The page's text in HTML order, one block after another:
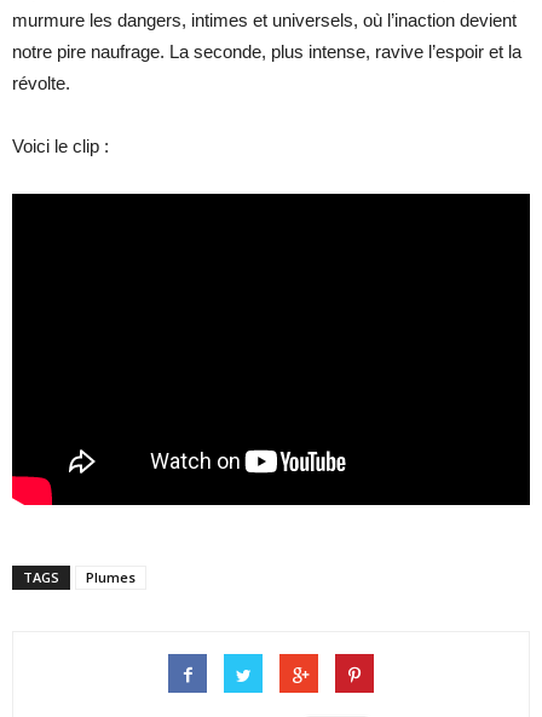
murmure les dangers, intimes et universels, où l’inaction devient
notre pire naufrage. La seconde, plus intense, ravive l’espoir et la
révolte.
Voici le clip :
TAGS Plumes